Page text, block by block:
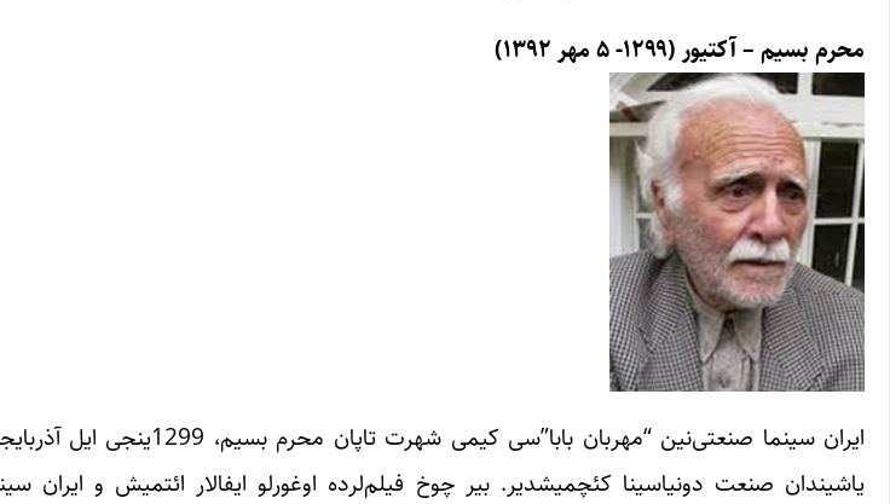
محرم بسیم – آکتیور (۱۲۹۹- ۵ مهر ۱۳۹۲)
یاشیندان صنعت دونیاسینا کئچمیشدیر. بیر چوخ فیلم‌لرده اوغورلو ایفالار ائتمیش و ایران